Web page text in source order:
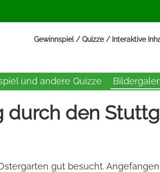
Gewinnspiel / Quizze / Interaktive
und andere Quizze
durch den
gut besucht.